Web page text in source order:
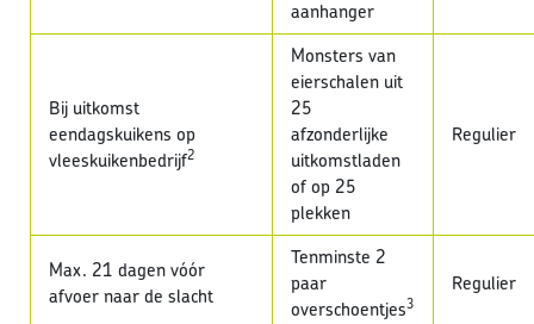
aanhanger
Bij uitkomst
eendagskuikens op
vleeskuikenbedrijf2
Monsters van
eierschalen uit
25
afzonderlijke
uitkomstladen
of op 25
plekken
Regulier
Max. 21 dagen vóór
afvoer naar de slacht
Tenminste 2
paar
overschoentjes3
Regulier